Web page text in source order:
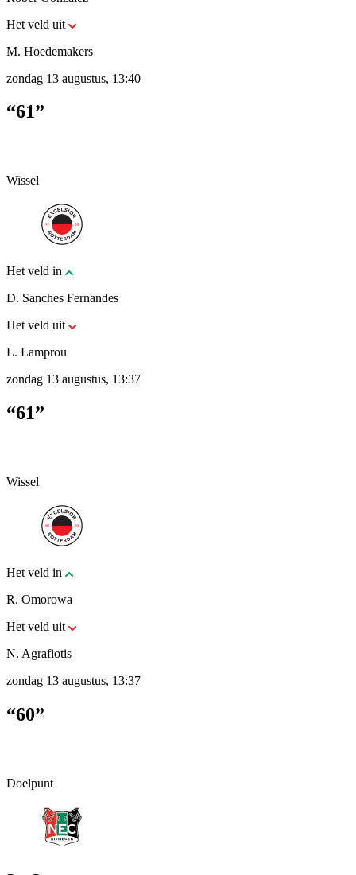
Het veld uit
M. Hoedemakers
zondag 13 augustus, 13:40
“61”
Wissel
Het veld in
D. Sanches Fernandes
Het veld uit
L. Lamprou
zondag 13 augustus, 13:37
“61”
Wissel
Het veld in
R. Omorowa
Het veld uit
N. Agrafiotis
zondag 13 augustus, 13:37
“60”
Doelpunt